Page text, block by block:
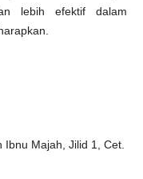
lebih efektif dalam
Majah, Jilid 1, Cet.